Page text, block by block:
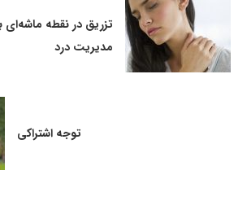
تزریق در نقطه ماشه‌ای
مدیریت درد
توجه اشتراکی